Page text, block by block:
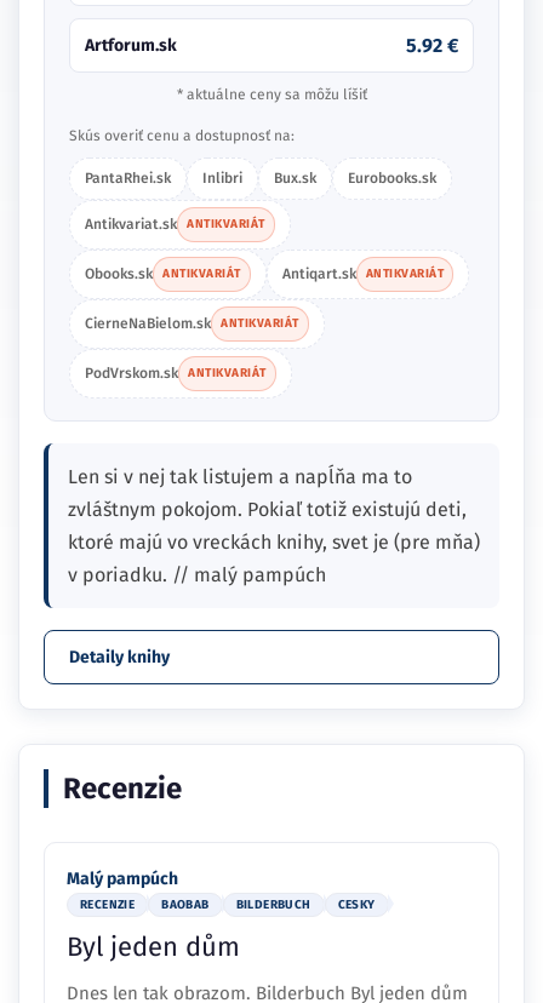
Artforum.sk 5.92 €
* aktuálne ceny sa môžu líšiť
Skús overiť cenu a dostupnosť na:
PantaRhei.sk Inlibri Bux.sk Eurobooks.sk
Antikvariat.sk ANTIKVARIÁT
Obooks.sk ANTIKVARIÁT Antiqart.sk ANTIKVARIÁT
CierneNaBielom.sk ANTIKVARIÁT
PodVrskom.sk ANTIKVARIÁT
Len si v nej tak listujem a napĺňa ma to
zvláštnym pokojom. Pokiaľ totiž existujú deti,
ktoré majú vo vreckách knihy, svet je (pre mňa)
v poriadku. // malý pampúch
Detaily knihy
Recenzie
Malý pampúch
RECENZIE BAOBAB BILDERBUCH CESKY
Byl jeden dům
Dnes len tak obrazom. Bilderbuch Byl jeden dům